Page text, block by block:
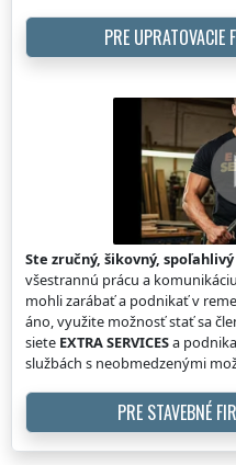
PRE UPRATOVACIE
Ste zručný, šikovný,
všestrannú prácu a
mohli zarábať a podnikať v
áno, využite možnosť stať sa
siete EXTRA SERVICESa
službách s neobmedzenými
PRE STAVEBNÉ